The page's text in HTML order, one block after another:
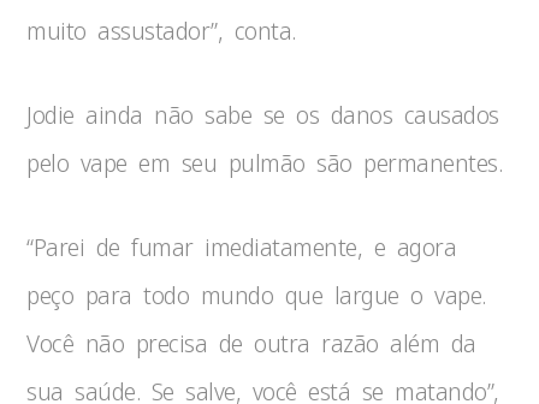
muito assustador”, conta.
Jodie ainda não sabe se os danos causados
pelo vape em seu pulmão são permanentes.
“Parei de fumar imediatamente, e agora
peço para todo mundo que largue o vape.
Você não precisa de outra razão além da
sua saúde. Se salve, você está se matando”,